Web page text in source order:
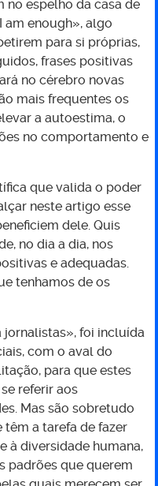
espelho da casa de
am enough», algo
para si próprias,
frases positivas
no cérebro novas
mais frequentes os
a autoestima, o
no comportamento e
que valida o poder
neste artigo esse
dele. Quis
no dia a dia, nos
e adequadas.
tenhamos de os
jornalistas», foi incluída
com o aval do
para que estes
referir aos
Mas são sobretudo
têm a tarefa de fazer
à diversidade humana,
padrões que querem